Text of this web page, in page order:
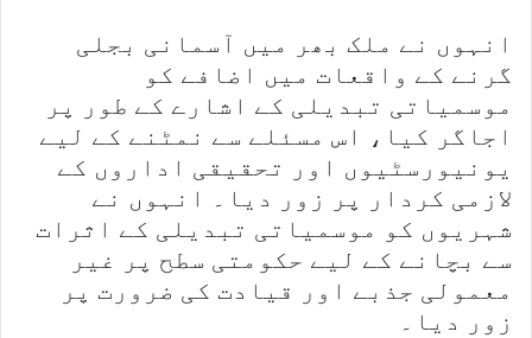
انہوں نے ملک بھر میں آسمانی بجلی
گرنے کے واقعات میں اضافے کو
موسمیاتی تبدیلی کے اشارے کے طور پر
اجاگر کیا، اس مسئلے سے نمٹنے کے لیے
یونیورسٹیوں اور تحقیقی اداروں کے
لازمی کردار پر زور دیا۔ انہوں نے
شہریوں کو موسمیاتی تبدیلی کے اثرات
سے بچانے کے لیے حکومتی سطح پر غیر
معمولی جذبے اور قیادت کی ضرورت پر
زور دیا۔